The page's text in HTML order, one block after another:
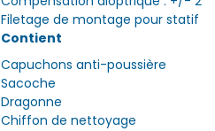
Filetage de montage pour statif
Contient
Capuchons anti-poussière
Sacoche
Dragonne
Chiffon de nettoyage